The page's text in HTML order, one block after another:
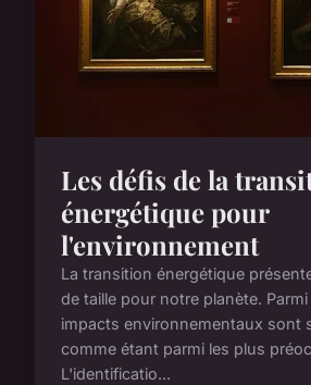
Les défis de la
énergétique pour
l'environnement
La transition énergétique
de taille pour notre planète.
impacts environnementaux sont
comme étant parmi les plus
L'identificatio...